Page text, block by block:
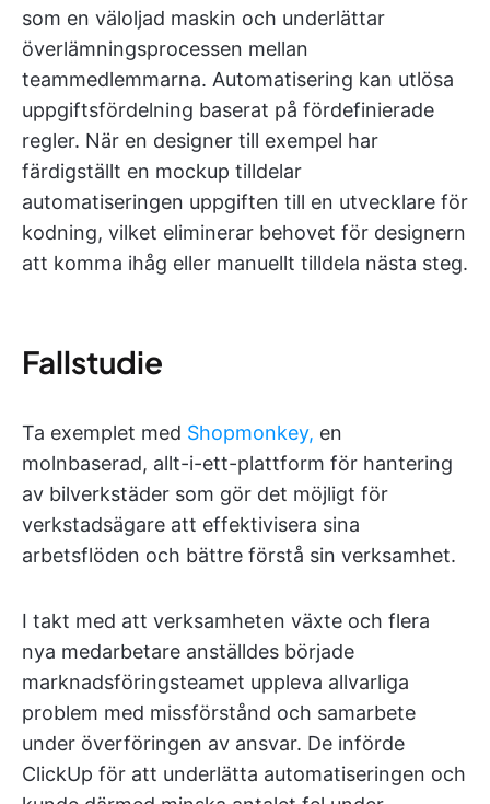
som en väloljad maskin och underlättar
överlämningsprocessen mellan
teammedlemmarna. Automatisering kan utlösa
uppgiftsfördelning baserat på fördefinierade
regler. När en designer till exempel har
färdigställt en mockup tilldelar
automatiseringen uppgiften till en utvecklare för
kodning, vilket eliminerar behovet för designern
att komma ihåg eller manuellt tilldela nästa steg.
Fallstudie
Ta exemplet med Shopmonkey, en
molnbaserad, allt-i-ett-plattform för hantering
av bilverkstäder som gör det möjligt för
verkstadsägare att effektivisera sina
arbetsflöden och bättre förstå sin verksamhet.
I takt med att verksamheten växte och flera
nya medarbetare anställdes började
marknadsföringsteamet uppleva allvarliga
problem med missförstånd och samarbete
under överföringen av ansvar. De införde
ClickUp för att underlätta automatiseringen och